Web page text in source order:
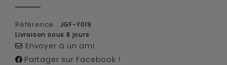
Référence : JGF-Y019
Livraison sous 8 jours
Envoyer à un ami
Partager sur Facebook !